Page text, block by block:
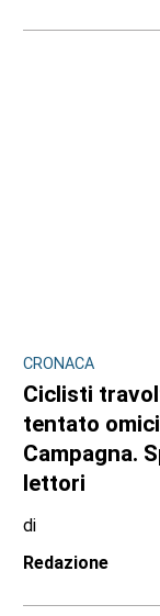
CRONACA
Ciclisti
tentato
Campagna.
lettori
di
Redazione